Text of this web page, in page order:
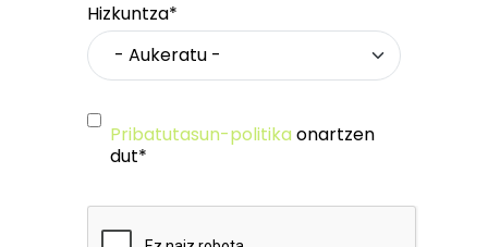
Hizkuntza*
Pribatutasun-politika onartzen
dut*